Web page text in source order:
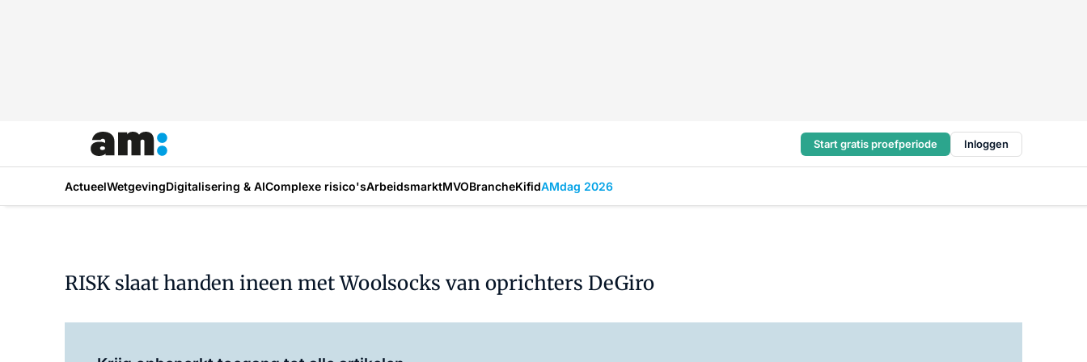
Start gratis proefperiode Inloggen
ActueelWetgevingDigitalisering & AIComplexe risico'sArbeidsmarktMVOBrancheKifidAMdag 2026
RISK slaat handen ineen met Woolsocks van oprichters DeGiro